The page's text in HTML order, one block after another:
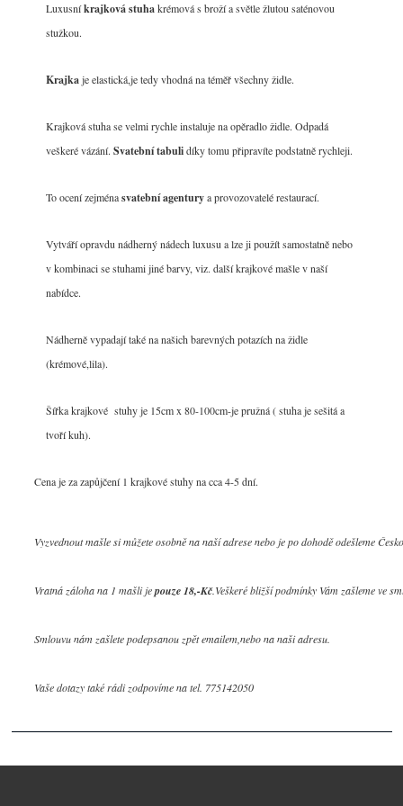
Luxusníkrajková stuhakrémová s broží a světle žlutou saténovou
stužkou.
Krajkaje elastická,je tedy vhodná na téměř všechny židle.
Krajková stuha se velmi rychle instaluje na opěradlo židle. Odpadá
veškeré vázání. Svatební tabulidíky tomu připravíte podstatně rychleji.
To ocení zejménasvatební agenturya provozovatelé restaurací.
Vytváří opravdu nádherný nádech luxusu a lze ji použít samostatně nebo
v kombinaci se stuhami jiné barvy, viz. další krajkové mašle v naší
nabídce.
Nádherně vypadají také na našich barevných potazích na židle
(krémové,lila).
Šířka krajkové stuhy je 15cm x 80-100cm-je pružná ( stuha je sešitá a
tvoří kuh).
Cena je za zapůjčení 1 krajkové stuhy na cca 4-5 dní.
Vyzvednout mašle si můžete osobně na naší adrese nebo je po dohodě odešleme
Vratná záloha na 1 mašli je pouze 18,-Kč.Veškeré bližší podmínky Vám zašleme ve
Smlouvu nám zašlete podepsanou zpět emailem,nebo na naši adresu.
Vaše dotazy také rádi zodpovíme na tel. 775142050